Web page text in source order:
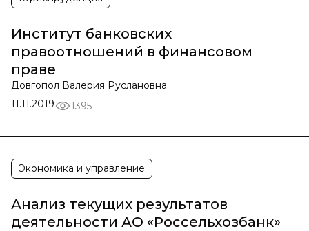
Институт банковских
правоотношений в финансовом
праве
Довгопол Валерия Руслановна
11.11.2019
1395
Экономика и управление
Анализ текущих результатов
деятельности АО «Россельхозбанк»